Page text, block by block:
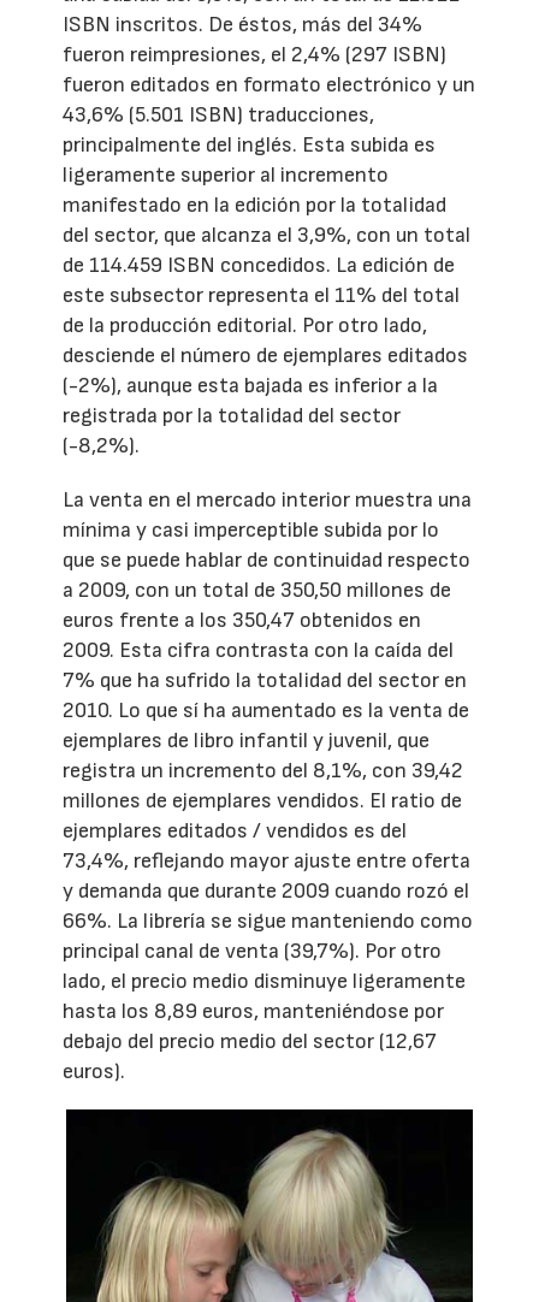
ISBN inscritos. De éstos, más del 34%
fueron reimpresiones, el 2,4% (297 ISBN)
fueron editados en formato electrónico y un
43,6% (5.501 ISBN) traducciones,
principalmente del inglés. Esta subida es
ligeramente superior al incremento
manifestado en la edición por la totalidad
del sector, que alcanza el 3,9%, con un total
de 114.459 ISBN concedidos. La edición de
este subsector representa el 11% del total
de la producción editorial. Por otro lado,
desciende el número de ejemplares editados
(-2%), aunque esta bajada es inferior a la
registrada por la totalidad del sector
(-8,2%).
La venta en el mercado interior muestra una
mínima y casi imperceptible subida por lo
que se puede hablar de continuidad respecto
a 2009, con un total de 350,50 millones de
euros frente a los 350,47 obtenidos en
2009. Esta cifra contrasta con la caída del
7% que ha sufrido la totalidad del sector en
2010. Lo que sí ha aumentado es la venta de
ejemplares de libro infantil y juvenil, que
registra un incremento del 8,1%, con 39,42
millones de ejemplares vendidos. El ratio de
ejemplares editados / vendidos es del
73,4%, reflejando mayor ajuste entre oferta
y demanda que durante 2009 cuando rozó el
66%. La librería se sigue manteniendo como
principal canal de venta (39,7%). Por otro
lado, el precio medio disminuye ligeramente
hasta los 8,89 euros, manteniéndose por
debajo del precio medio del sector (12,67
euros).